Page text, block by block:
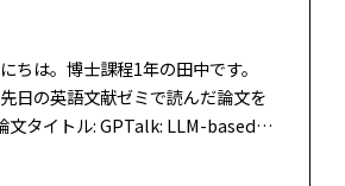
ちは。博士課程1年の田中です。
日の英語文献ゼミで読んだ論文を
文タイトル: GPTalk: LLM-based
for metacog […]